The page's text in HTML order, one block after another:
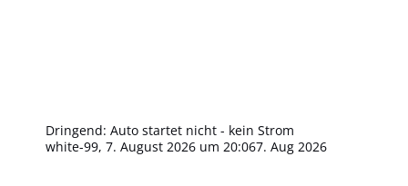
Dringend: Auto startet nicht - kein Strom
white-99,7. August 2026 um 20:067. Aug 2026